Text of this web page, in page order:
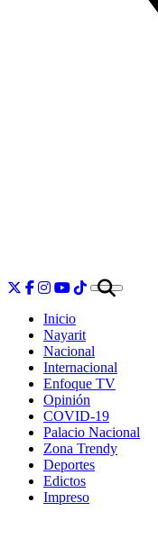
Inicio
Nayarit
Nacional
Internacional
Enfoque TV
Opinión
COVID-19
Palacio Nacional
Zona Trendy
Deportes
Edictos
Impreso